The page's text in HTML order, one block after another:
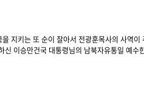
지키는 또 순이 잘아서 전광훈목사의 사역
이승만건국 대통령님의 남북자유통일 예